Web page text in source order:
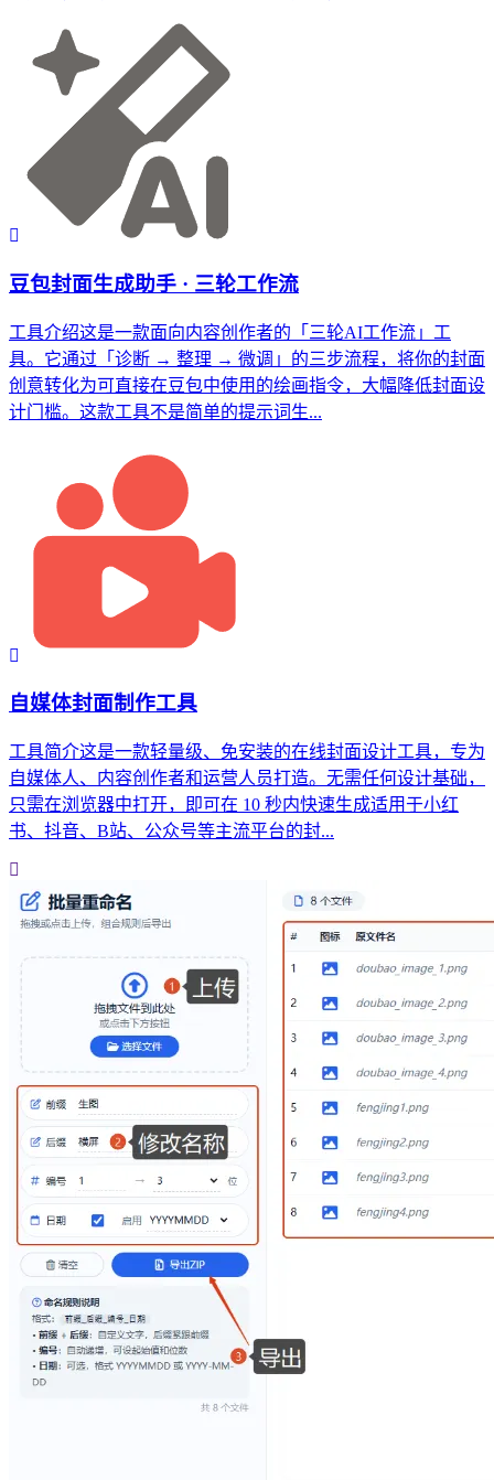
豆包封面生成助手 · 三轮工作流
工具介绍这是一款面向内容创作者的「三轮AI工作流」工
具。它通过「诊断 → 整理 → 微调」的三步流程，将你的封面
创意转化为可直接在豆包中使用的绘画指令，大幅降低封面设
计门槛。这款工具不是简单的提示词生...
自媒体封面制作工具
工具简介这是一款轻量级、免安装的在线封面设计工具，专为
自媒体人、内容创作者和运营人员打造。无需任何设计基础，
只需在浏览器中打开，即可在 10 秒内快速生成适用于小红
书、抖音、B站、公众号等主流平台的封...